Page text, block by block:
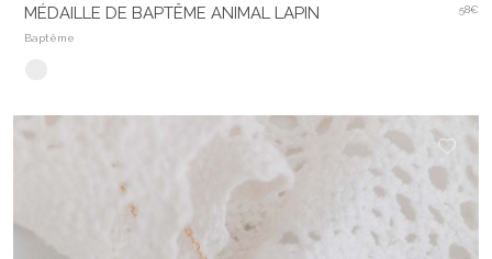
MÉDAILLE DE BAPTÊME ANIMAL LAPIN
Baptême
58€